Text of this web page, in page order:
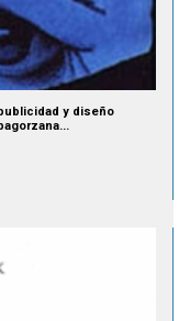
y diseño